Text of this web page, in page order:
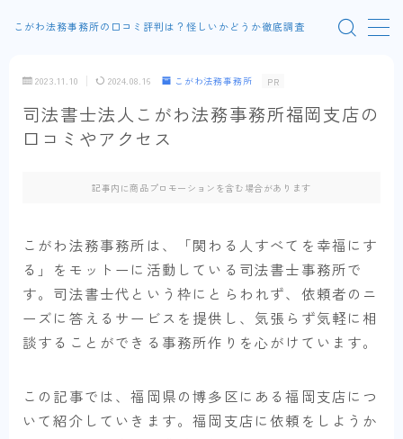
こがわ法務事務所の口コミ評判は？怪しいかどうか徹底調査
運営者情報
2023.11.10 2024.08.16 こがわ法務事務所 PR
司法書士法人こがわ法務事務所福岡支店の
口コミやアクセス
記事内に商品プロモーションを含む場合があります
こがわ法務事務所は、「関わる人すべてを幸福にす
る」をモットーに活動している司法書士事務所で
す。司法書士代という枠にとらわれず、依頼者のニ
ーズに答えるサービスを提供し、気張らず気軽に相
談することができる事務所作りを心がけています。
この記事では、福岡県の博多区にある福岡支店につ
いて紹介していきます。福岡支店に依頼をしようか